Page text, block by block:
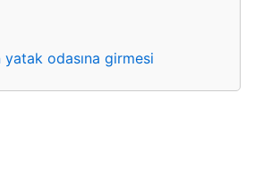
yatak odasına girmesi